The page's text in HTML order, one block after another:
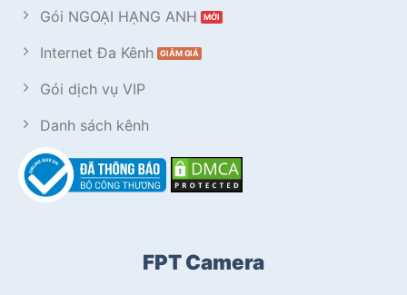
Gói NGOẠI HẠNG ANH
Internet Đa Kênh
Gói dịch vụ VIP
Danh sách kênh
FPT Camera